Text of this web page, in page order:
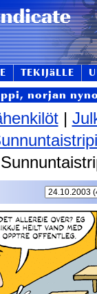
TEKIJäLLE
norjan
|